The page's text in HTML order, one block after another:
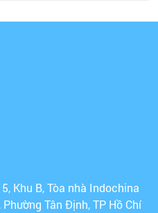
Khu B, Tòa nhà Indochina
Tân Định, TP Hồ Chí